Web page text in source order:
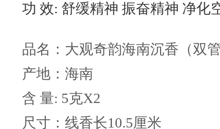
功 效: 舒缓精神 振奋精神 净化
品名：大观奇韵海南沉香（双
产地：海南
含 量: 5克X2
尺寸：线香长10.5厘米